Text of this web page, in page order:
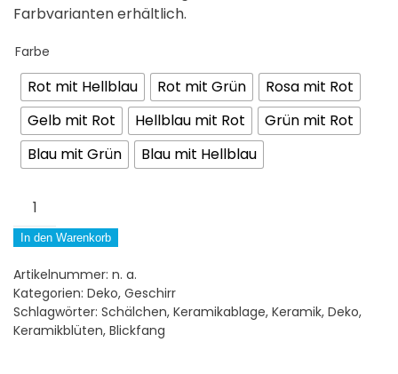
Farbvarianten erhältlich.
Farbe
Rot mit Hellblau Rot mit Grün
Rosa mit Rot
Gelb mit Rot
Hellblau mit Rot
Grün mit Rot
Blau mit Grün
Blau mit Hellblau
Keramik-
Menge
In den Warenkorb
Artikelnummer: n. a.
Kategorien: Deko, Geschirr
Schlagwörter: Schälchen, Keramikablage, Keramik, Deko,
Keramikblüten, Blickfang